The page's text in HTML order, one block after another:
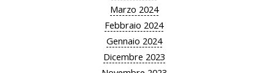
Marzo 2024
Febbraio 2024
Gennaio 2024
Dicembre 2023